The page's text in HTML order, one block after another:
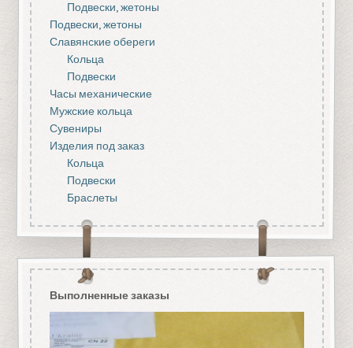
Подвески, жетоны
Подвески, жетоны
Славянские обереги
Кольца
Подвески
Часы механические
Мужские кольца
Сувениры
Изделия под заказ
Кольца
Подвески
Браслеты
Выполненные заказы